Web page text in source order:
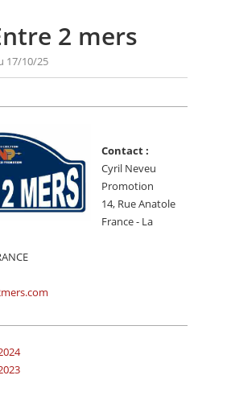
2 mers
17/10/25
Contact :
Cyril Neveu
Promotion
14, Rue Anatole
France - La